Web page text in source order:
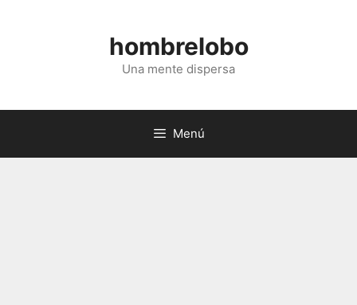
hombrelobo
Una mente dispersa
Menú